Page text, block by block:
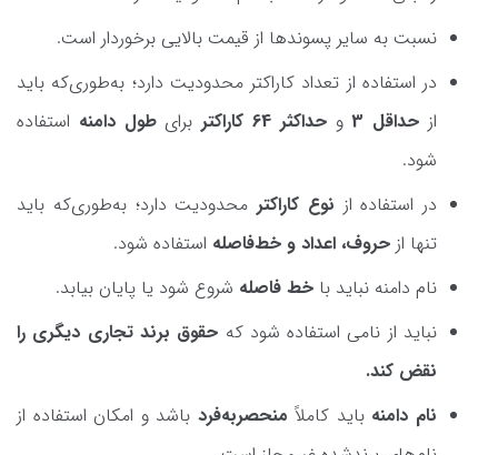
نسبت‌ به سایر پسوندها از قیمت بالایی برخوردار است.
در استفاده از تعداد کاراکتر محدودیت دارد؛ به‌طوری‌که باید
از حداقل 3 وحداکثر 64 کاراکتر برای طول دامنه استفاده
شود.
در استفاده از نوع کاراکتر محدودیت دارد؛ به‌طوری‌که باید
تنها از حروف، اعداد و خط‌فاصله استفاده شود.
نام دامنه نباید با خط فاصله شروع شود یا پایان بیابد.
نباید از نامی استفاده شود که حقوق برند تجاری دیگری را
نقض کند.
نام دامنهباید کاملاً منحصر‌به‌فرد باشد و امکان استفاده از